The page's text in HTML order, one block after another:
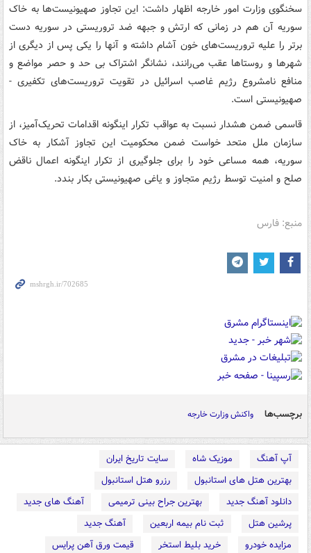
سخنگوی وزارت امور خارجه اظهار داشت: این تجاوز صهیونیست‌ها به خاک
سوریه آن هم در زمانی که ارتش و جبهه ضد تروریستی در سوریه دست
برتر را علیه تروریست‌های خون آشام داشته و آنها را یکی پس از دیگری از
شهرها و روستاها عقب می‌رانند، نشانگر اشتراک بی حد و حصر مواضع و
منافع نامشروع رژیم غاصب اسرائیل در تقویت تروریست‌های تکفیری -
صهیونیستی است.
قاسمی ضمن هشدار نسبت به عواقب تکرار اینگونه اقدامات تحریک‌آمیز، از
سازمان ملل متحد خواست ضمن محکومیت این تجاوز آشکار به خاک
سوریه، همه مساعی خود را برای جلوگیری از تکرار اینگونه اعمال ناقض
صلح و امنیت توسط رژیم متجاوز و یاغی صهیونیستی بکار بندد.
منبع: فارس
برچسب‌ها واکنش وزارت خارجه
آپ آهنگ موزیک شاه
سایت تاریخ ایران
بهترین هتل های استانبول
رزرو هتل استانبول
دانلود آهنگ جدید
بهترین جراح بینی ترمیمی
آهنگ های جدید
پرشین هتل
ثبت نام بیمه اربعین
آهنگ جدید
مزایده خودرو
خرید بلیط استخر
قیمت ورق آهن پرایس